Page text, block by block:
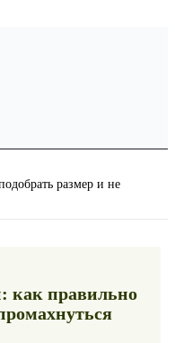
размер и не
как правильно